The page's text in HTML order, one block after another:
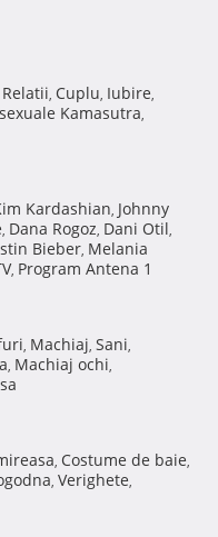
Relatii, Cuplu, Iubire,
Kamasutra,
Kardashian, Johnny
, Dana Rogoz, Dani Otil,
Bieber, Melania
, Program Antena 1
, Machiaj, Sani,
, Machiaj ochi,
, Costume de baie,
, Verighete,